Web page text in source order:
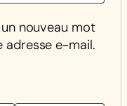
nouveau mot
adresse e-mail.